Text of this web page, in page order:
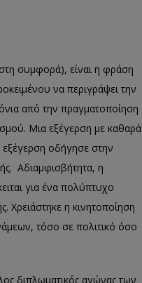
συμφορά), είναι η φράση
να περιγράψει την
από την πραγματοποίηση
Μια εξέγερση με καθαρά
οδήγησε στην
Αδιαμφισβήτητα, η
για ένα πολύπτυχο
Χρειάστηκε η κινητοποίηση
τόσο σε πολιτικό όσο
διπλωματικός αγώνας των